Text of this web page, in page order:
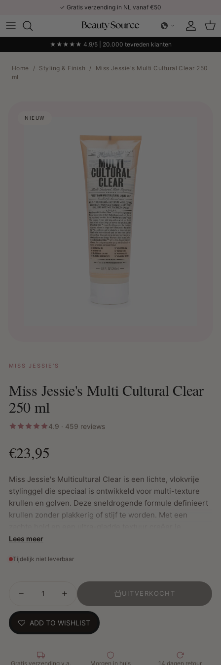
✓ Gratis verzending in NL vanaf €50
Account
★★★★★ 4.9/5 | 20.000 tevreden klanten
Home / Styling & Finish /
Miss Jessie's Multi Cultural Clear 250
ml
NIEUW
MISS JESSIE'S
Miss Jessie's Multi Cultural Clear
250 ml
4.9 · 459 reviews
€23,95
Miss Jessie's Multicultural Clear is een lichte, vlokvrije
stylinggel die speciaal is ontwikkeld voor multi-texture
krullen en golven. Deze sneldrogende formule definieert
krullen zonder plakkerig of stijf te worden. Met een
moeiteloos glanzende, pluisvrije lokken met een
Belangrijkste Kenmerken:
Lichte, zachte hold zonder crunch
Definieert krullen en golven zonder te verzwaren
Sneldrogende, niet-plakkerige formule
Geschikt voor Wash & Go, multi-texture haar en
Lees meer
Tijdelijk niet leverbaar
UITVERKOCHT
ADD TO WISHLIST
Gratis verzending v.a.
Morgen in huis 14 dagen retour